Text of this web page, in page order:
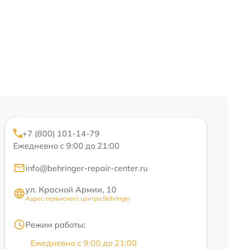
+7 (800) 101-14-79
Ежедневно с 9:00 до 21:00
info@behringer-repair-center.ru
ул. Красной Армии, 10
Адрес сервисного центра Behringer
Режим работы:
Ежедневно с 9:00 до 21:00